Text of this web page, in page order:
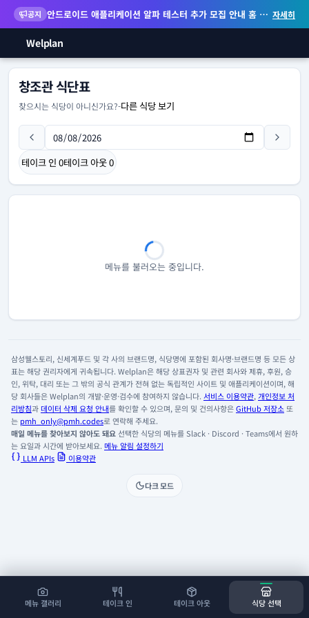
공지 안드로이드 애플리케이션 알파 테스터 추가 모집 안내 홈 화면 위젯 등 지원 자세히
Welplan
메뉴 갤러리 테이크 인 테이크 아웃 식당 선택
창조관 식단표
찾으시는 식당이 아니신가요?-다른 식당 보기
테이크 인 0테이크 아웃0
메뉴를 불러오는 중입니다.
삼성웰스토리, 신세계푸드 및 각 사의 브랜드명, 식당명에 포함된 회사명·브랜드명 등 모든 상
표는 해당 권리자에게 귀속됩니다. Welplan은 해당 상표권자 및 관련 회사와 제휴, 후원, 승
인, 위탁, 대리 또는 그 밖의 공식 관계가 전혀 없는 독립적인 사이트 및 애플리케이션이며, 해
당 회사들은 Welplan의 개발·운영·검수에 참여하지 않습니다. 서비스 이용약관, 개인정보 처
리방침과데이터 삭제 요청 안내를 확인할 수 있으며, 문의 및 건의사항은GitHub 저장소 또
는 pmh_only@pmh.codes로 연락해 주세요.
매일 메뉴를 찾아보지 않아도 돼요선택한 식당의 메뉴를 Slack · Discord · Teams에서 원하
는 요일과 시간에 받아보세요. 메뉴 알림 설정하기
LLM APIs
이용약관
다크 모드